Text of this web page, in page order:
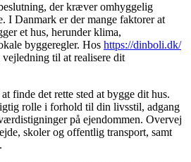
der kræver omhyggelig
I Danmark er der mange faktorer at
et hus, herunder klima,
byggeregler. Hos https://dinboli.dk/
til at realisere dit
finde det rette sted at bygge dit hus.
rolle i forhold til din livsstil, adgang
på ejendommen. Overvej
skoler og offentlig transport, samt